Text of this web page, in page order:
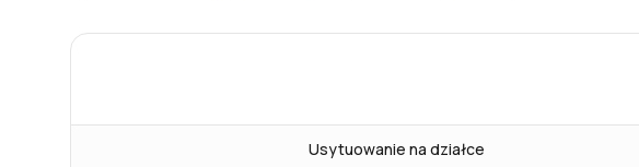
Usytuowanie na działce